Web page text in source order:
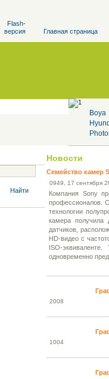
Flash-
версия
Главная страница
Boya
Найти
Новости
Семейство камер
0949 , 17 сентября
Компания Sony
профессионалов.
технологии
камера получила
датчиков,
HD-видео с
ISO-
одновременно
2008
1004